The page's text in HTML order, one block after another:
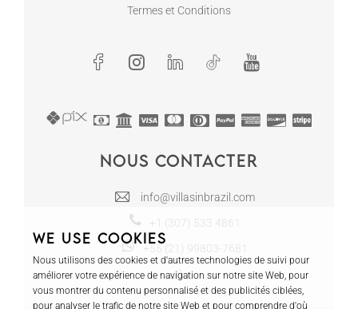
Termes et Conditions
Nous contacter
info@villasinbrazil.com
+1 (307) 533 4861
+55 (21) 99803-7681
We use cookies
Nous utilisons des cookies et d'autres technologies de suivi pour
améliorer votre expérience de navigation sur notre site Web, pour
vous montrer du contenu personnalisé et des publicités ciblées,
pour analyser le trafic de notre site Web et pour comprendre d'où